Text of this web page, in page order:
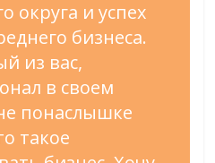
округа и успех
бизнеса.
из вас,
в своем
понаслышке
такое